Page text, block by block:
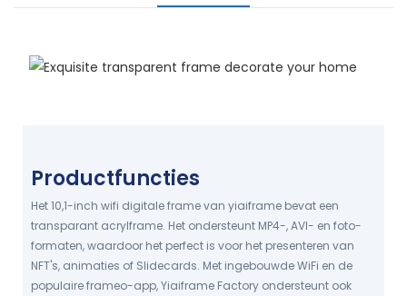
GEEF UW FRAME WEER
Productfuncties
Het 10,1-inch wifi digitale frame van yiaiframe bevat een
transparant acrylframe. Het ondersteunt MP4-, AVI- en foto-
formaten, waardoor het perfect is voor het presenteren van
NFT's, animaties of Slidecards. Met ingebouwde WiFi en de
populaire frameo-app, Yiaiframe Factory ondersteunt ook